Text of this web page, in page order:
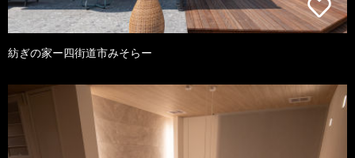
紡ぎの家ー四街道市みそらー